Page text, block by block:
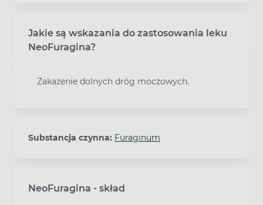
Jakie są wskazania do zastosowania leku
NeoFuragina?
Zakażenie dolnych dróg moczowych.
Substancja czynna: Furaginum
NeoFuragina - skład